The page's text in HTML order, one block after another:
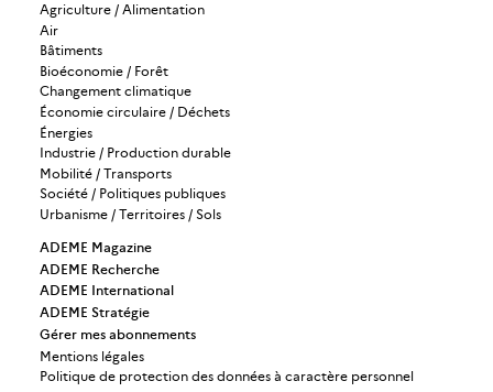
Agriculture / Alimentation
Air
Bâtiments
Bioéconomie / Forêt
Changement climatique
Économie circulaire / Déchets
Énergies
Industrie / Production durable
Mobilité / Transports
Société / Politiques publiques
Urbanisme / Territoires / Sols
ADEME Magazine
ADEME Recherche
ADEME International
ADEME Stratégie
Gérer mes abonnements
Mentions légales
Politique de protection des données à caractère personnel